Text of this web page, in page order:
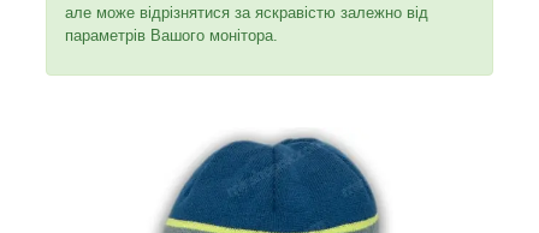
але може відрізнятися за яскравістю залежно від
параметрів Вашого монітора.